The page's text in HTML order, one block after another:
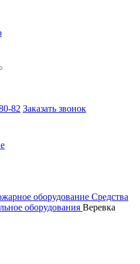
82 Заказать звонок
оборудование Средства
оборудования Веревка